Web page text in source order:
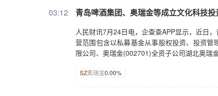
03:12 青岛啤酒集团、奥瑞金等成立文化科技投
人民财讯7月24日电，企查查APP显示，近日
营范围包含以私募基金从事股权投资、投资
限公司、奥瑞金(002701)全资子公司湖北奥瑞
SZ奥瑞金0.00%